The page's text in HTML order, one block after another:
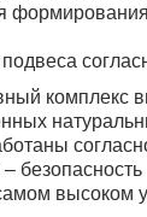
комплекс
высоком